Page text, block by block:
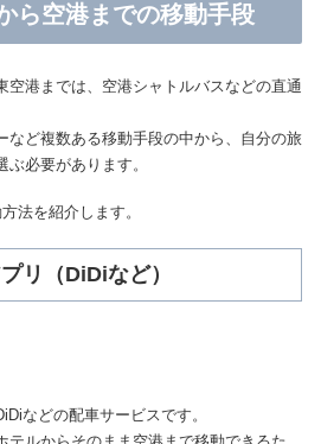
ら空港までの移動手段
空港までは、空港シャトルバスなどの直通
など複数ある移動手段の中から、自分の旅
必要があります。
法を紹介します。
リ（DiDiなど）
などの配車サービスです。